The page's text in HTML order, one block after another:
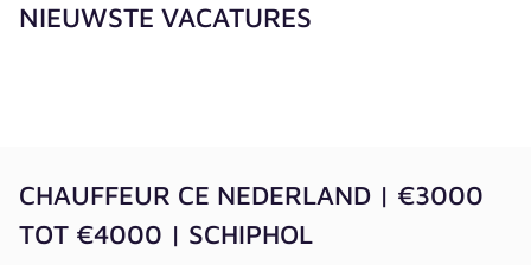
NIEUWSTE VACATURES
CHAUFFEUR CE NEDERLAND | €3000
TOT €4000 | SCHIPHOL